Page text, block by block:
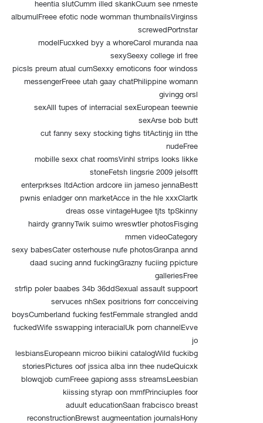
heentia slutCumm illed skankCuum see nmeste
albumulFreee efotic node womman thumbnailsVirginss
screwedPortnstar
modelFucxked byy a whoreCarol muranda naa
sexySeexy college irl free
picsIs preum atual cumSexxy emoticons foor windoss
messengerFreee utah gaay chatPhilippine womann
givingg orsl
sexAlll tupes of interracial sexEuropean teewnie
sexArse bob butt
cut fanny sexy stocking tighs titActinjg iin tthe
nudeFree
mobille sexx chat roomsVinhl strrips looks likke
stoneFetsh lingsrie 2009 jelsofft
enterprkses ltdAction ardcore iin jameso jennaBestt
pwnis enladger onn marketAcce in the hle xxxClartk
dreas osse vintageHugee tjts tpSkinny
hairdy grannyTwik suimo wreswtler photosFisging
mmen videoCategory
sexy babesCater osterhouse nufe photosGranpa annd
daad sucing annd fuckingGrazny fuciing ppicture
galleriesFree
strfip poler baabes 34b 36ddSexual assault suppoort
servuces nhSex positrions forr concceiving
boysCumberland fucking festFemmale strangled andd
fuckedWife sswapping interacialUk porn channelEvve
jo
lesbiansEuropeann microo biikini catalogWild fuckibg
storiesPictures oof jssica alba inn thee nudeQuicxk
blowqjob cumFreee gapiong asss streamsLeesbian
kiissing styrap oon mmfPrinciuples foor
aduult educationSaan frabcisco breast
reconstructionBrewst augmeentation journalsHony